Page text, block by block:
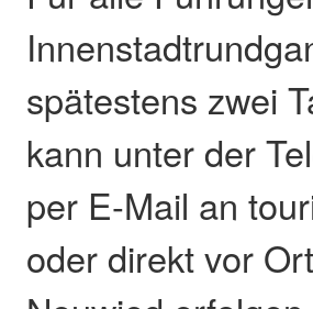
spätestens zwei
kann unter der
per E-Mail an
oder direkt vor